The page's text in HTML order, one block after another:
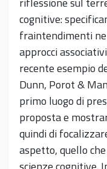
cognitive:
fraintendimenti
approcci
recente esempio
Dunn, Porot &
primo luogo di
proposta e
quindi di
aspetto, quello